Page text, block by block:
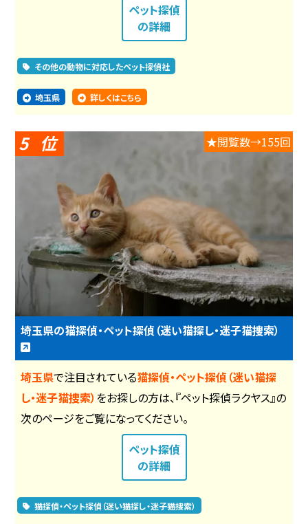
ペット探偵
の詳細
その他の動物に対応したペット探偵社
埼玉県 詳しくはこちら
5 ★閲覧数→155回
埼玉県の猫探偵・ペット探偵（迷い猫探し・迷子猫捜索）
埼玉県で注目されている猫探偵・ペット探偵（迷い猫探
し・迷子猫捜索） をお探しの方は、『ペット探偵ラクヤス』の
次のページをご覧になってください。
ペット探偵
の詳細
猫探偵・ペット探偵（迷い猫探し・迷子猫捜索）